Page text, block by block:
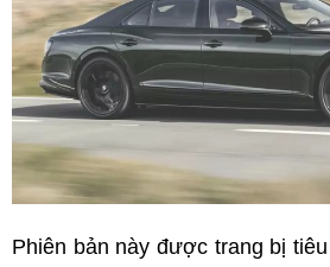
Phiên bản này được trang bị